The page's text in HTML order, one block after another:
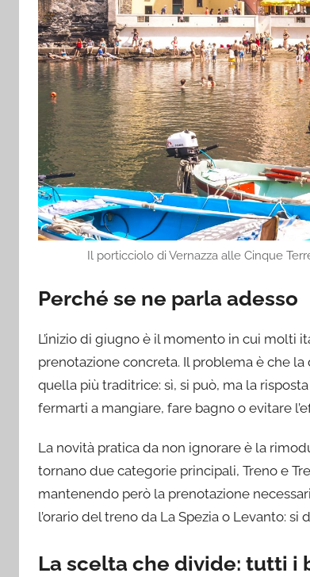
Il porticciolo di Vernazza alle Cinque
Perché se ne parla adesso
L’inizio di giugno è il momento in cui molti
prenotazione concreta. Il problema è che la
quella più traditrice: sì, si può, ma la
fermarti a mangiare, fare bagno o evitare
La novità pratica da non ignorare è la
tornano due categorie principali, Treno e
mantenendo però la prenotazione
l’orario del treno da La Spezia o Levanto:
La scelta che divide: tutti i